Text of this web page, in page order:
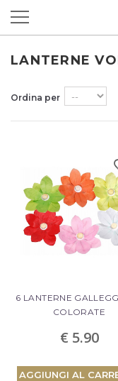
LANTERNE
Ordina per
6 LANTERNE
COLORATE
€ 5.90
AGGIUNGI AL
Prodotto
Ci sono0
C'è un prodotto
Totale prodotti